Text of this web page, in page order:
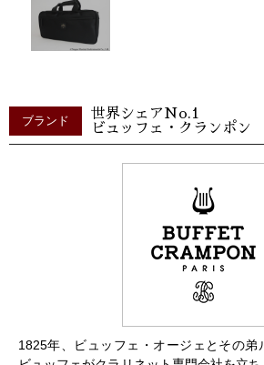
ブランド
世界シェアNo.1
ビュッフェ・クランポン
1825年、ビュッフェ・オージェとその弟